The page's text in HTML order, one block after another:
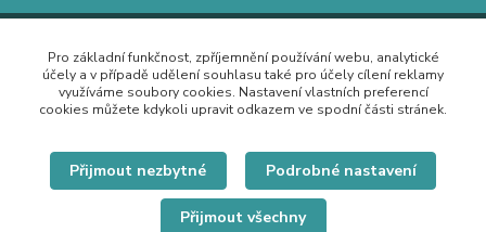
Pro základní funkčnost, zpříjemnění používání webu, analytické
účely a v případě udělení souhlasu také pro účely cílení reklamy
využíváme soubory cookies. Nastavení vlastních preferencí
cookies můžete kdykoli upravit odkazem ve spodní části stránek.
Přijmout nezbytné Podrobné nastavení
Přijmout všechny